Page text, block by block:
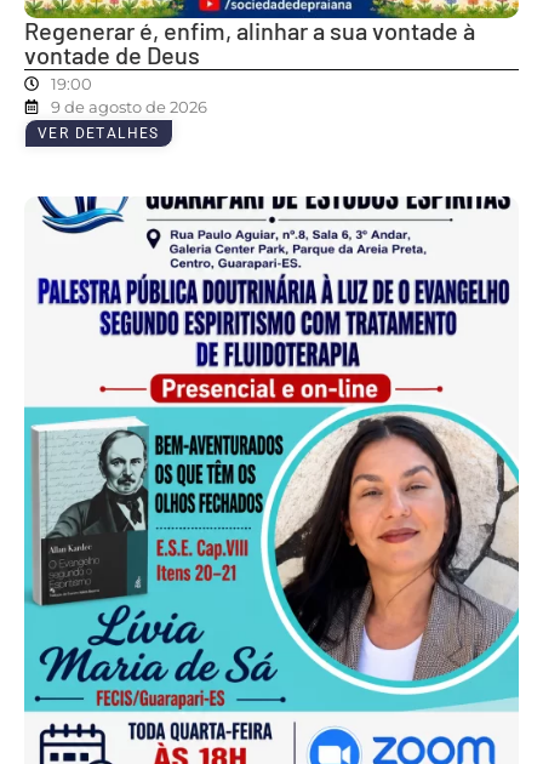
Regenerar é, enfim, alinhar a sua vontade à
vontade de Deus
19:00
9 de agosto de 2026
VER DETALHES